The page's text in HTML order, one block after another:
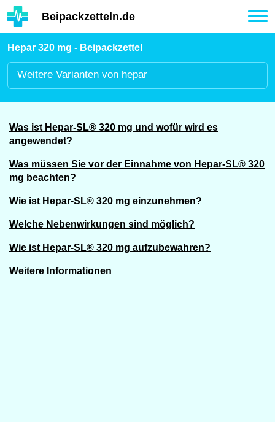
Hauptinhalt
Beipackzetteln.de
Hepar 320 mg - Beipackzettel
Weitere Varianten von hepar
Was ist Hepar-SL® 320 mg und wofür wird es
angewendet?
Was müssen Sie vor der Einnahme von Hepar-SL® 320
mg beachten?
Wie ist Hepar-SL® 320 mg einzunehmen?
Welche Nebenwirkungen sind möglich?
Wie ist Hepar-SL® 320 mg aufzubewahren?
Weitere Informationen